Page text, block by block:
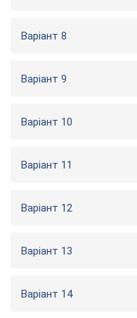
Варіант 8
Варіант 9
Варіант 10
Варіант 11
Варіант 12
Варіант 13
Варіант 14